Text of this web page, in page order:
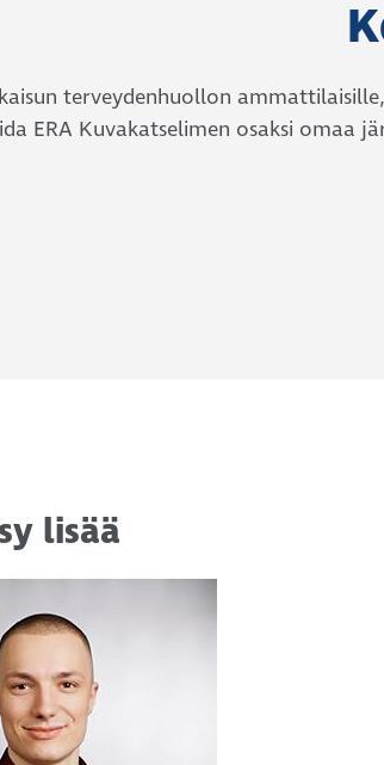
terveydenhuollon
ERA Kuvakatselimen osaksi
lisää